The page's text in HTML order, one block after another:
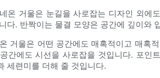
온 거울은 눈길을 사로잡는 디자인 외에
다. 반짝이는 물결 모양은 공간에 깊이와
거울은 어떤 공간에도 매혹적이고 매혹
간에도 시선을 사로잡을 것입니다. 포인
세련미를 더해 줄 것입니다.